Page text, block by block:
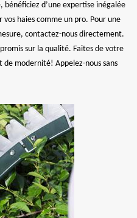
bénéficiez d’une expertise inégalée
haies comme un pro. Pour une
contactez-nous directement.
sur la qualité. Faites de votre
modernité! Appelez-nous sans